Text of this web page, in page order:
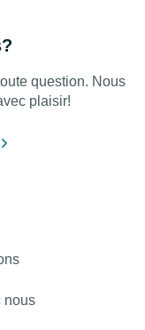
question. Nous
plaisir!
nous